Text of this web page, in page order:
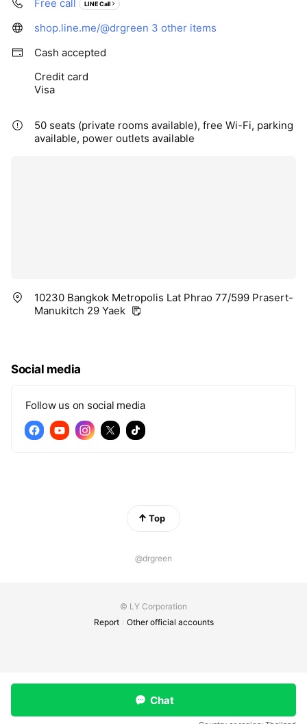
Free call
LINE Call
shop.line.me/@drgreen 3 other items
Cash accepted
Credit card
Visa
50 seats (private rooms available), free Wi-Fi, parking
available, power outlets available
10230 Bangkok Metropolis Lat Phrao 77/599 Prasert-
Manukitch 29 Yaek
Social media
Follow us on social media
Top
@drgreen
© LY Corporation
Report
Other official accounts
Chat